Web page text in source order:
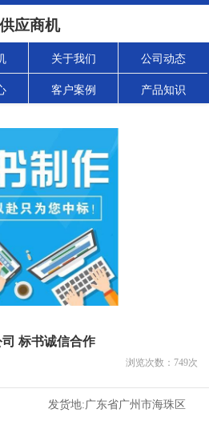
供应商机
关于我们 公司动态
客户案例 产品知识
标书诚信合作
浏览次数： 749次
发货地:广东省广州市海珠区